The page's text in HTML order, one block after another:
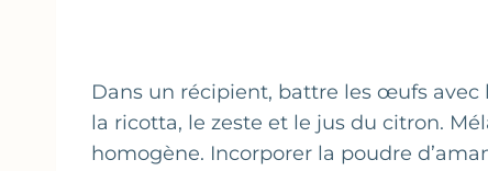
Dans un récipient, battre les œufs avec
la ricotta, le zeste et le jus du citron.
homogène. Incorporer la poudre